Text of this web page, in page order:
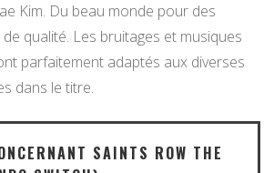
Kim. Du beau monde pour des
qualité. Les bruitages et musiques
parfaitement adaptés aux diverses
dans le titre.
SAINTS ROW THE